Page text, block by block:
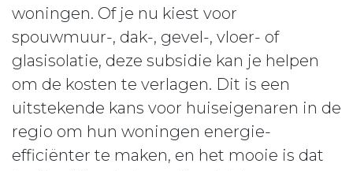
woningen. Of je nu kiest voor
spouwmuur-, dak-, gevel-, vloer- of
glasisolatie, deze subsidie kan je helpen
om de kosten te verlagen. Dit is een
uitstekende kans voor huiseigenaren in de
regio om hun woningen energie-
efficiënter te maken, en het mooie is dat